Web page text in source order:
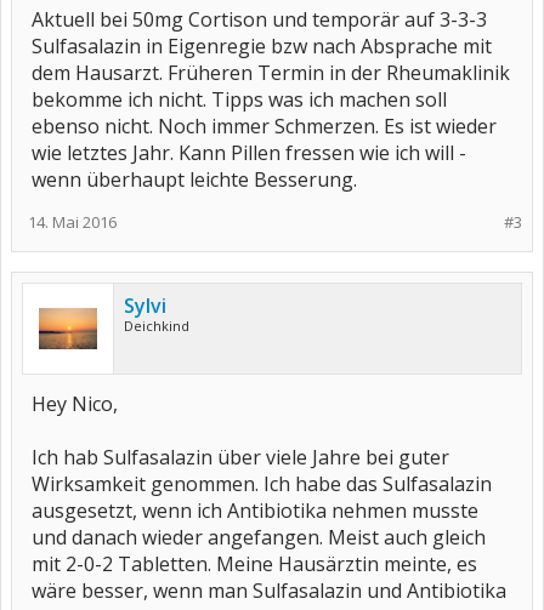
Aktuell bei 50mg Cortison und temporär auf 3-3-3
Sulfasalazin in Eigenregie bzw nach Absprache mit
dem Hausarzt. Früheren Termin in der Rheumaklinik
bekomme ich nicht. Tipps was ich machen soll
ebenso nicht. Noch immer Schmerzen. Es ist wieder
wie letztes Jahr. Kann Pillen fressen wie ich will -
wenn überhaupt leichte Besserung.
#3
14. Mai 2016
Sylvi
Deichkind
Hey Nico,
Ich hab Sulfasalazin über viele Jahre bei guter
Wirksamkeit genommen. Ich habe das Sulfasalazin
ausgesetzt, wenn ich Antibiotika nehmen musste
und danach wieder angefangen. Meist auch gleich
mit 2-0-2 Tabletten. Meine Hausärztin meinte, es
wäre besser, wenn man Sulfasalazin und Antibiotika